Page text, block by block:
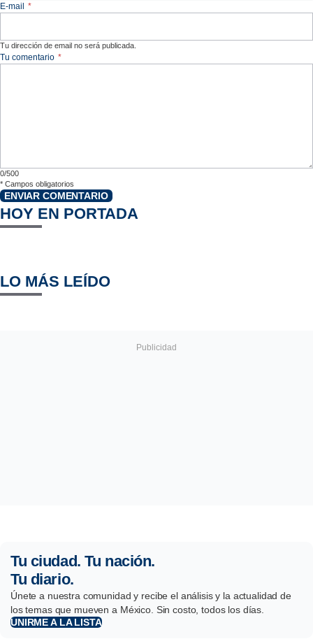
E-mail *
Tu dirección de email no será publicada.
Tu comentario *
0/500
* Campos obligatorios
ENVIAR COMENTARIO
HOY EN PORTADA
LO MÁS LEÍDO
Tu ciudad. Tu nación.
Tu diario.
Únete a nuestra comunidad y recibe el análisis y la actualidad de
los temas que mueven a México. Sin costo, todos los días.
UNIRME A LA LISTA